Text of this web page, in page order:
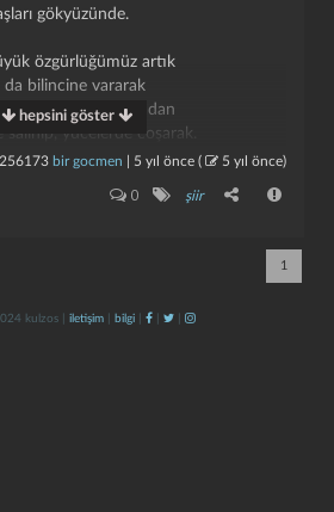
gökyüzünde.
özgürlüğümüz artık
da bilincine vararak
büküp ağlamadan
yücelerde coşarak.
girmenin zamanı geçti!
hepsini göster
bir gocmen 5 yıl önce ( 5 yıl önce)
0 şiir
1
kapat kaydet
kulzos | iletişim| bilgi| | |